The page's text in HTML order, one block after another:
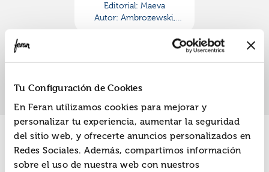
Tu Configuración de Cookies
En Feran utilizamos cookies para mejorar y
personalizar tu experiencia, aumentar la seguridad
del sitio web, y ofrecerte anuncios personalizados en
Redes Sociales. Además, compartimos información
sobre el uso de nuestra web con nuestros
Editorial: Maeva
Autor: Ambrozewski,
Promociones